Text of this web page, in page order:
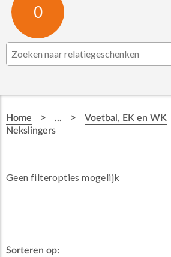
0
Contact
☆ Prijsknallers ☆
Home > ... > Voetbal, EK en WK
Nekslingers
Geen filteropties mogelijk
Sorteren op: